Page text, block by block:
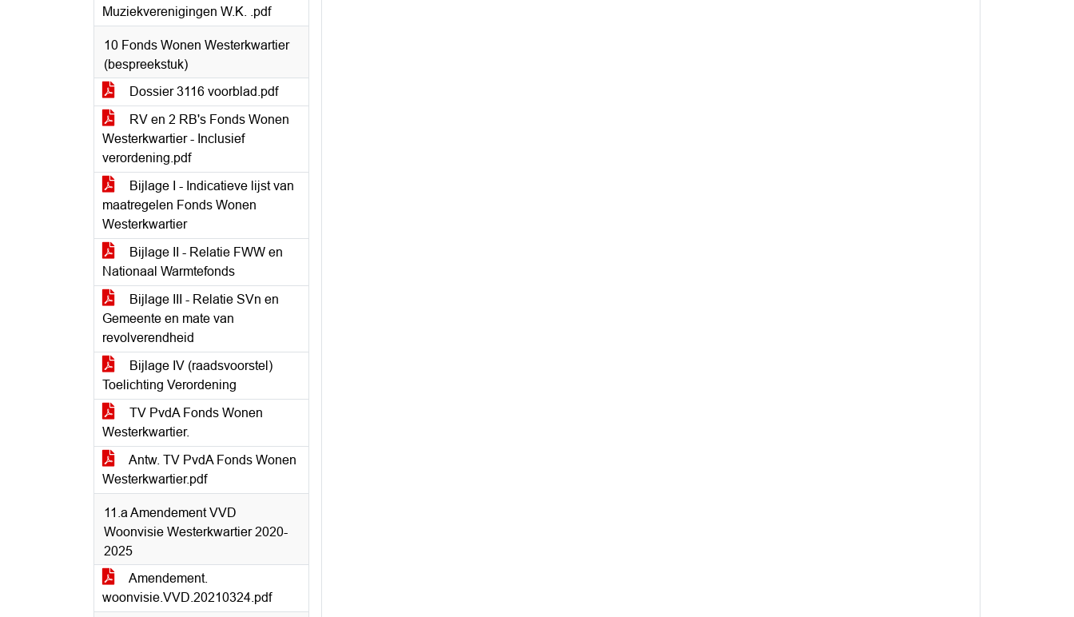
Muziekverenigingen W.K. .pdf
10 Fonds Wonen Westerkwartier
(bespreekstuk)
Dossier 3116 voorblad.pdf
RV en 2 RB's Fonds Wonen
Westerkwartier - Inclusief
verordening.pdf
Bijlage I - Indicatieve lijst van
maatregelen Fonds Wonen
Westerkwartier
Bijlage II - Relatie FWW en
Nationaal Warmtefonds
Bijlage III - Relatie SVn en
Gemeente en mate van
revolverendheid
Bijlage IV (raadsvoorstel)
Toelichting Verordening
TV PvdA Fonds Wonen
Westerkwartier.
Antw. TV PvdA Fonds Wonen
Westerkwartier.pdf
11.a Amendement VVD
Woonvisie Westerkwartier 2020-
2025
Amendement.
woonvisie.VVD.20210324.pdf